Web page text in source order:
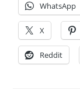
WhatsApp
X
Reddit